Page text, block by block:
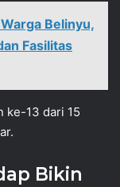
Belinyu,
Fasilitas
ke-13 dari 15
Bikin